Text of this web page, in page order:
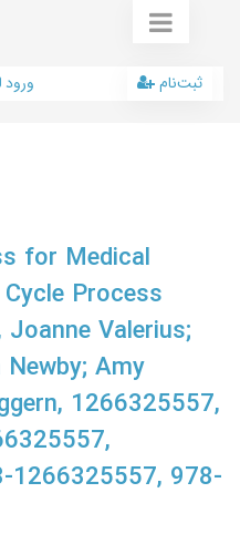
ورود ثبت‌نام
for Medical
Process
Valerius;
Amy
1266325557,
1266325557, 978-